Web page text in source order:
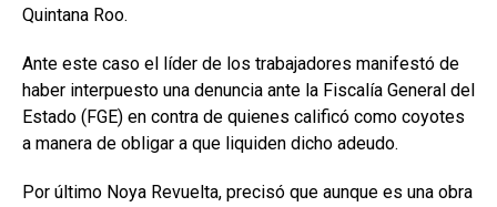
Quintana Roo.
Ante este caso el líder de los trabajadores manifestó de
haber interpuesto una denuncia ante la Fiscalía General del
Estado (FGE) en contra de quienes calificó como coyotes
a manera de obligar a que liquiden dicho adeudo.
Por último Noya Revuelta, precisó que aunque es una obra